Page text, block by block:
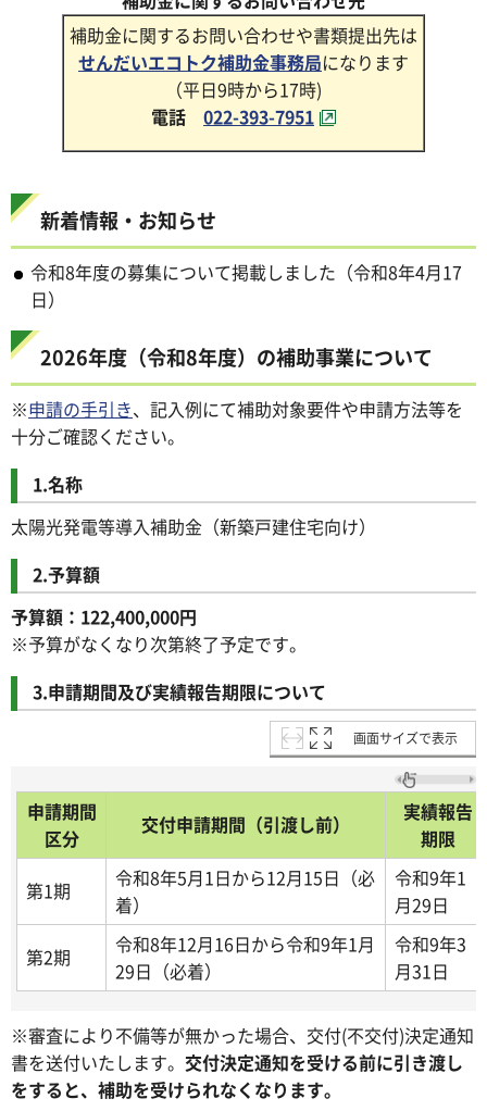
補助金に関するお問い合わせや書類提出先は
せんだいエコトク補助金事務局になります
（平日9時から17時)
電話 022-393-7951
新着情報・お知らせ
令和8年度の募集について掲載しました（令和8年4月17
日）
2026年度（令和8年度）の補助事業について
※申請の手引き、記入例にて補助対象要件や申請方法等を
十分ご確認ください。
1.名称
太陽光発電等導入補助金（新築戸建住宅向け）
2.予算額
予算額：122,400,000円
※予算がなくなり次第終了予定です。
3.申請期間及び実績報告期限について
画面サイズで表示
申請期間
区分
交付申請期間（引渡し前）
実績報告
期限
第1期
令和8年5月1日から12月15日（必
着）
令和9年1
月29日
第2期
令和8年12月16日から令和9年1月
29日（必着）
令和9年3
月31日
※審査により不備等が無かった場合、交付(不交付)決定通知
書を送付いたします。 交付決定通知を受ける前に引き渡し
をすると、補助を受けられなくなります。